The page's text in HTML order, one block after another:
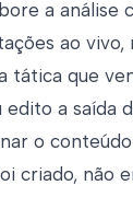
a análise
ao vivo,
tática que
edito a saída
o
criado, não